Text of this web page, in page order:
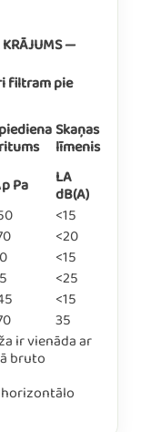
—
filtram pie
Skaņas
līmenis
Pa LA
dB(A)
<15
<20
<15
<25
<15
35
ir vienāda ar
bruto